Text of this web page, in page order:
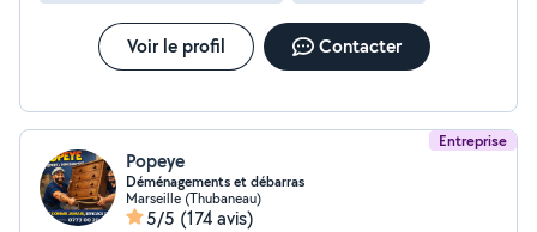
Voir le profil Contacter
Entreprise
Popeye
Déménagements et débarras
Marseille (Thubaneau)
5/5 (174 avis)